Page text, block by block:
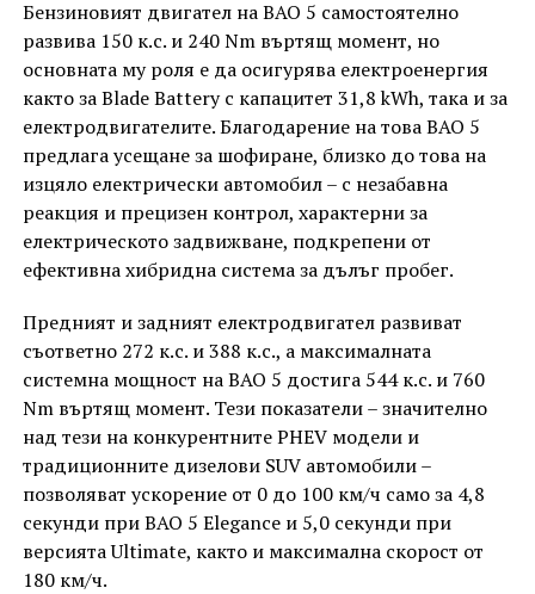
Бензиновият двигател на BAO 5 самостоятелно
развива 150 к.с. и 240 Nm въртящ момент, но
основната му роля е да осигурява електроенергия
както за Blade Battery с капацитет 31,8 kWh, така и за
електродвигателите. Благодарение на това BAO 5
предлага усещане за шофиране, близко до това на
изцяло електрически автомобил – с незабавна
реакция и прецизен контрол, характерни за
електрическото задвижване, подкрепени от
ефективна хибридна система за дълъг пробег.
Предният и задният електродвигател развиват
съответно 272 к.с. и 388 к.с., а максималната
системна мощност на BAO 5 достига 544 к.с. и 760
Nm въртящ момент. Тези показатели – значително
над тези на конкурентните PHEV модели и
традиционните дизелови SUV автомобили –
позволяват ускорение от 0 до 100 км/ч само за 4,8
секунди при BAO 5 Elegance и 5,0 секунди при
версията Ultimate, както и максимална скорост от
180 км/ч.